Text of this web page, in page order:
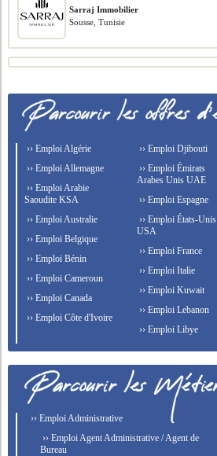
Sarraj Immobilier
Sousse, Tunisie
›› Emploi Algérie
›› Emploi Allemagne
›› Emploi Arabie
Saoudite KSA
›› Emploi Australie
›› Emploi Belgique
›› Emploi Bénin
›› Emploi Cameroun
›› Emploi Canada
›› Emploi Côte d'Ivoire
›› Emploi Djibouti
›› Emploi Émirats
Arabes Unis UAE
›› Emploi Espagne
›› Emploi États-Unis
USA
›› Emploi France
›› Emploi Italie
›› Emploi Kuwait
›› Emploi Lebanon
›› Emploi Libye
›› Emploi Administrative
›› Emploi Agent Administrative / Agent de
Bureau